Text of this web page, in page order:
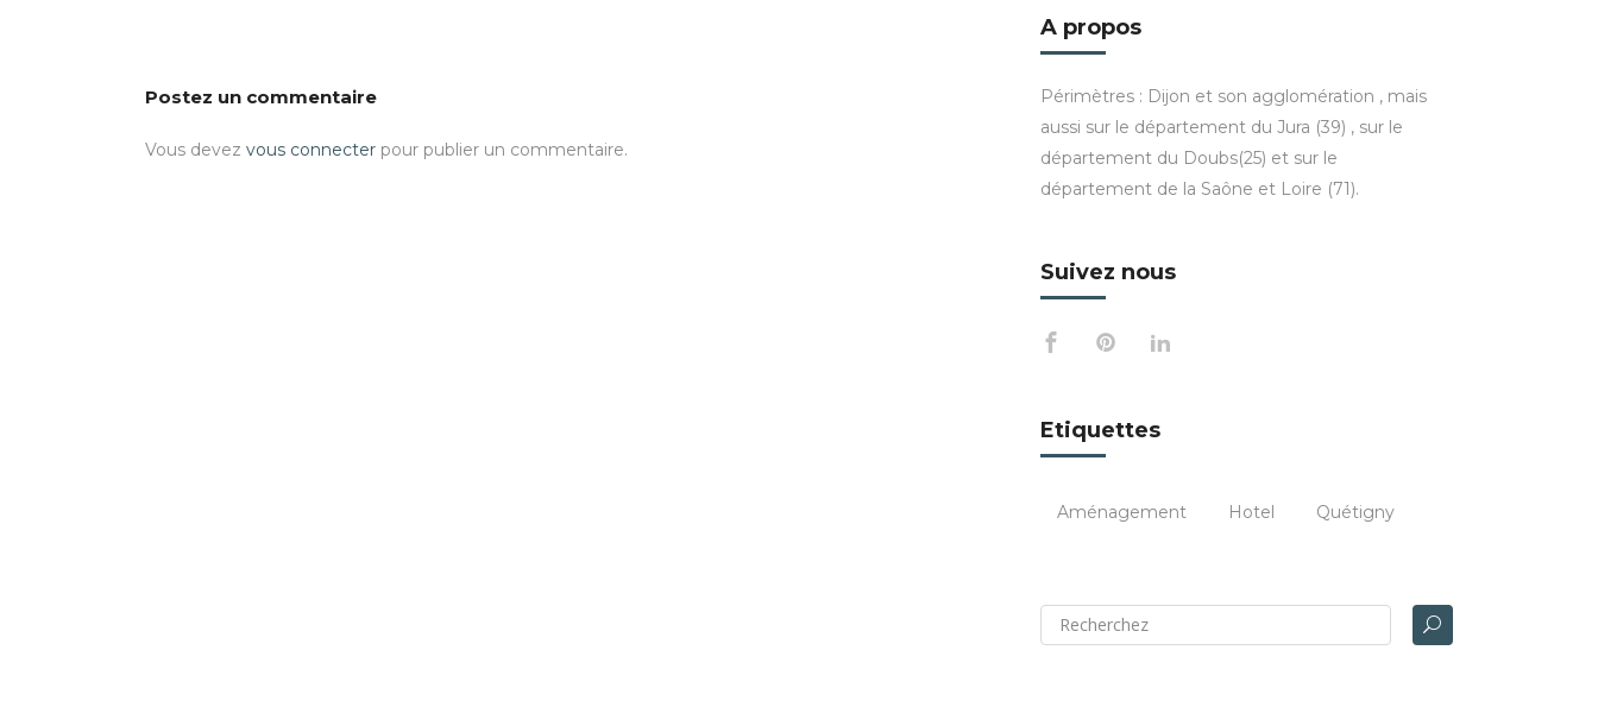
Postez un commentaire
Vous devez vous connecter pour publier un commentaire.
A propos
Périmètres : Dijon et son agglomération , mais
aussi sur le département du Jura (39) , sur le
département du Doubs(25) et sur le
département de la Saône et Loire (71).
Suivez nous
Etiquettes
Aménagement Hotel Quétigny